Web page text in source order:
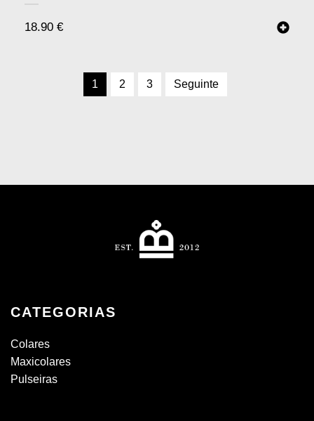
18.90 €
1 2 3 Seguinte
CATEGORIAS
Colares
Maxicolares
Pulseiras